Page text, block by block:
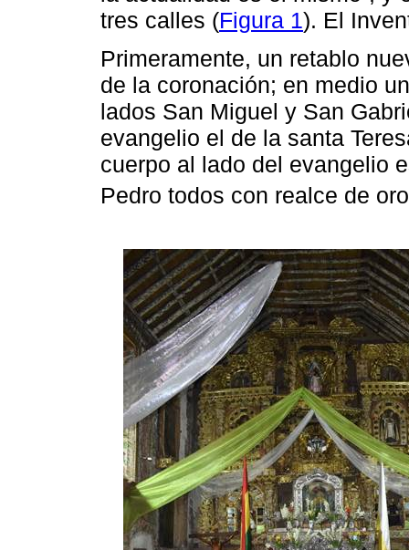
tres calles (Figura 1). El
Primeramente, un retablo
de la coronación; en medio
lados San Miguel y San
evangelio el de la santa
cuerpo al lado del evangelio
Pedro todos con realce de